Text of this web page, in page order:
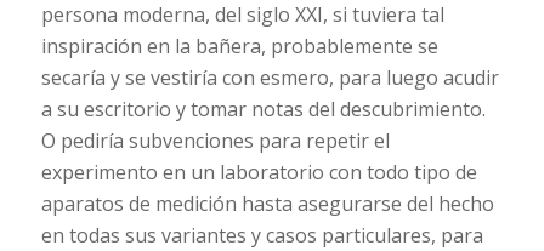
persona moderna, del siglo XXI, si tuviera tal
inspiración en la bañera, probablemente se
secaría y se vestiría con esmero, para luego acudir
a su escritorio y tomar notas del descubrimiento.
O pediría subvenciones para repetir el
experimento en un laboratorio con todo tipo de
aparatos de medición hasta asegurarse del hecho
en todas sus variantes y casos particulares, para